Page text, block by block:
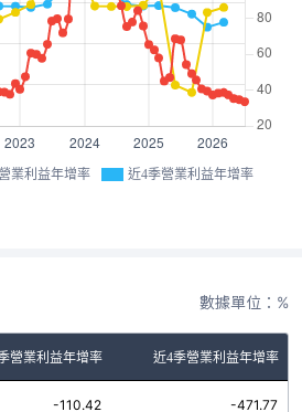
業利益年增率 近4季營業利益年增率
數據單位：%
季營業利益年增率 近4季營業利益年增率
-110.42 -471.77